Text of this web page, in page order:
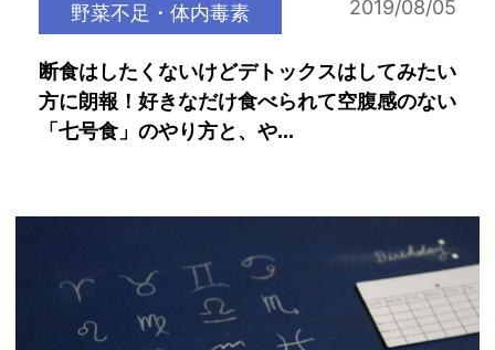
野菜不足・体内毒素 2019/08/05
断食はしたくないけどデトックスはしてみたい
方に朗報！好きなだけ食べられて空腹感のない
「七号食」のやり方と、や...